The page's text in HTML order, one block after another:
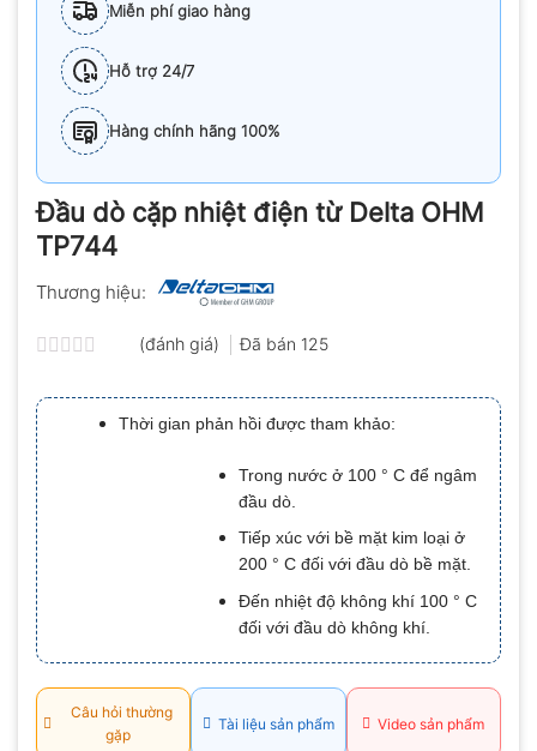
Miễn phí giao hàng
Hỗ trợ 24/7
Hàng chính hãng 100%
Đầu dò cặp nhiệt điện từ Delta OHM
TP744
Thương hiệu:
xếp
hạng
0.0
5
sao
(đánh giá) Đã bán 125
Thời gian phản hồi được tham khảo:
Trong nước ở 100 ° C để ngâm
đầu dò.
Tiếp xúc với bề mặt kim loại ở
200 ° C đối với đầu dò bề mặt.
Đến nhiệt độ không khí 100 ° C
đối với đầu dò không khí.
Câu hỏi thường
gặp
Tài liệu sản phẩm Video sản phẩm